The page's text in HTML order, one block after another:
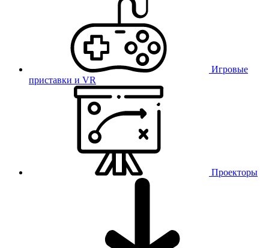
Игровые
приставки и VR
Проекторы